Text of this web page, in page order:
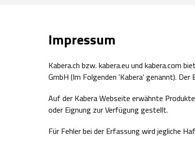
Impressum
Kabera.ch bzw. kabera.eu und kabera.com
GmbH (Im Folgenden 'Kabera' genannt).
Auf der Kabera Webseite erwähnte
oder Eignung zur Verfügung gestellt.
Für Fehler bei der Erfassung wird jegliche